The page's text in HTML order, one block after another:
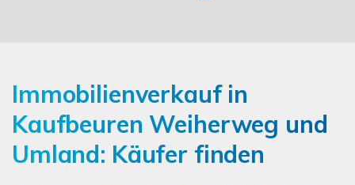
Immobilienverkauf in
Kaufbeuren Weiherweg und
Umland: Käufer finden